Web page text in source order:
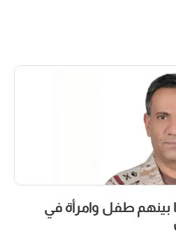
إصابة 11 مدنيًا بينهم طفل وامرأة في